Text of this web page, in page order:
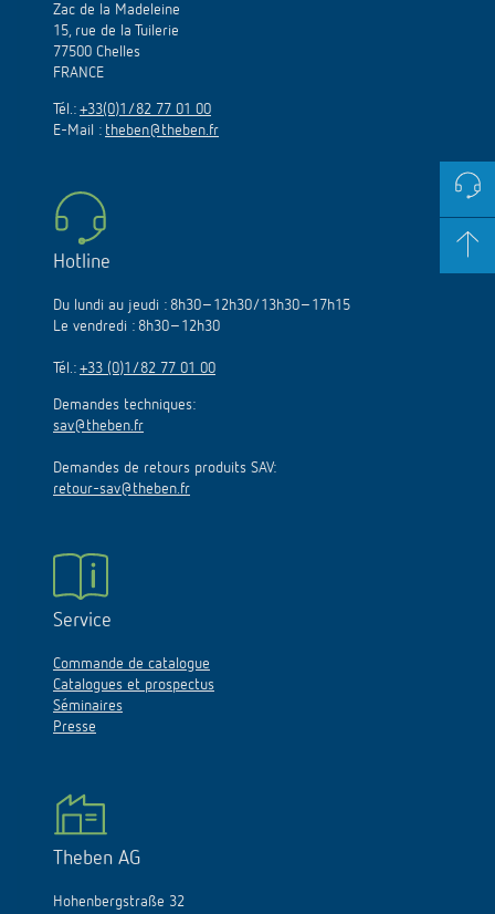
Zac de la Madeleine
15, rue de la Tuilerie
77500 Chelles
FRANCE
Tél.: +33(0)1/82 77 01 00
E-Mail : theben@theben.fr
Hotline
Du lundi au jeudi : 8h30–12h30/13h30–17h15
Le vendredi : 8h30–12h30
Tél.: +33 (0)1/82 77 01 00
Demandes techniques:
sav@theben.fr
Demandes de retours produits SAV:
retour-sav@theben.fr
Service
Commande de catalogue
Catalogues et prospectus
Séminaires
Presse
Theben AG
Hohenbergstraße 32